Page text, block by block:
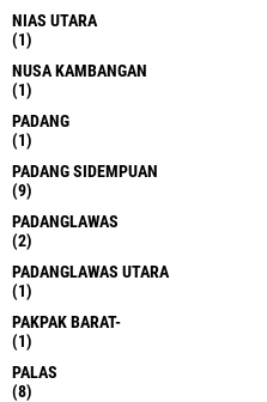
NIAS UTARA
(1)
NUSA KAMBANGAN
(1)
PADANG
(1)
PADANG SIDEMPUAN
(9)
PADANGLAWAS
(2)
PADANGLAWAS UTARA
(1)
PAKPAK BARAT-
(1)
PALAS
(8)